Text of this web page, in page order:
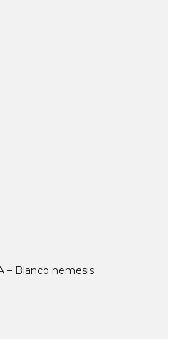
– Blanco nemesis